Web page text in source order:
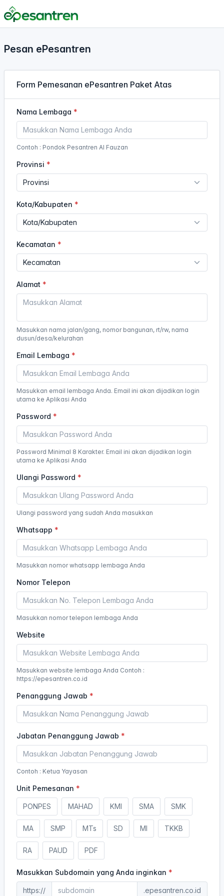
Pesan ePesantren
Form Pemesanan ePesantren Paket Atas
Nama Lembaga
Contoh : Pondok Pesantren Al Fauzan
Provinsi
Kota/Kabupaten
Kecamatan
Alamat
Masukkan nama jalan/gang, nomor bangunan, rt/rw, nama
dusun/desa/kelurahan
Email Lembaga
Masukkan email lembaga Anda. Email ini akan dijadikan login
utama ke Aplikasi Anda
Password
Password Minimal 8 Karakter. Email ini akan dijadikan login
utama ke Aplikasi Anda
Ulangi Password
Ulangi password yang sudah Anda masukkan
Whatsapp
Masukkan nomor whatsapp lembaga Anda
Nomor Telepon
Masukkan nomor telepon lembaga Anda
Website
Masukkan website lembaga Anda Contoh :
https://epesantren.co.id
Penanggung Jawab
Jabatan Penanggung Jawab
Contoh : Ketua Yayasan
Unit Pemesanan
PONPES MAHAD KMI SMA SMK
MA SMP MTs SD MI TKKB
RA PAUD PDF
Masukkan Subdomain yang Anda inginkan
https:// .epesantren.co.id